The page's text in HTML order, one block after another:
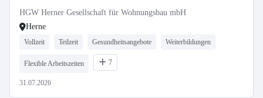
HGW Herner Gesellschaft für Wohnungsbau mbH
Herne
Vollzeit Teilzeit Gesundheitsangebote Weiterbildungen
Flexible Arbeitszeiten 7
31.07.2026